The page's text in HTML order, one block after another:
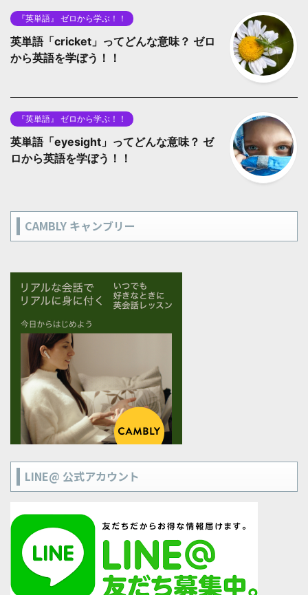
『英単語』 ゼロから学ぶ！！
英単語「cricket」ってどんな意味？ ゼロ
から英語を学ぼう！！
『英単語』 ゼロから学ぶ！！
英単語「eyesight」ってどんな意味？ ゼ
ロから英語を学ぼう！！
CAMBLY キャンブリー
LINE@ 公式アカウント